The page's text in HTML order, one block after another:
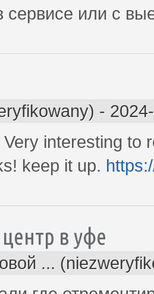
сервисе или с
-
interesting to
keep it up.
в уфе
...